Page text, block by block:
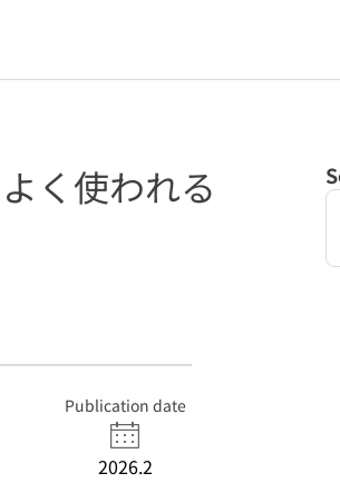
く使われる
Publication date
2026.2